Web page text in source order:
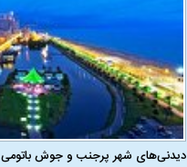
دیدنی‌های شهر پرجنب و جوش باتومی